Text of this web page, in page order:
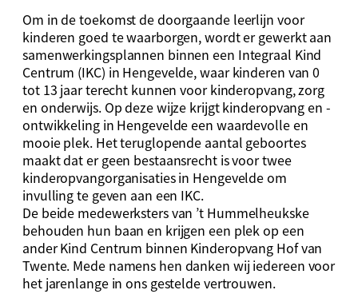
Om in de toekomst de doorgaande leerlijn voor
kinderen goed te waarborgen, wordt er gewerkt aan
samenwerkingsplannen binnen een Integraal Kind
Centrum (IKC) in Hengevelde, waar kinderen van 0
tot 13 jaar terecht kunnen voor kinderopvang, zorg
en onderwijs. Op deze wijze krijgt kinderopvang en -
ontwikkeling in Hengevelde een waardevolle en
mooie plek. Het teruglopende aantal geboortes
maakt dat er geen bestaansrecht is voor twee
kinderopvangorganisaties in Hengevelde om
invulling te geven aan een IKC.
De beide medewerksters van ’t Hummelheukske
behouden hun baan en krijgen een plek op een
ander Kind Centrum binnen Kinderopvang Hof van
Twente. Mede namens hen danken wij iedereen voor
het jarenlange in ons gestelde vertrouwen.